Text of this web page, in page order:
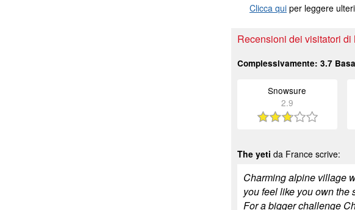
Clicca qui per leggere
Recensioni dei visitatori di
Complessivamente: 3.7
Snowsure
2.9
The yeti da France scrive:
Charming alpine village
you feel like you own the
For a bigger challenge